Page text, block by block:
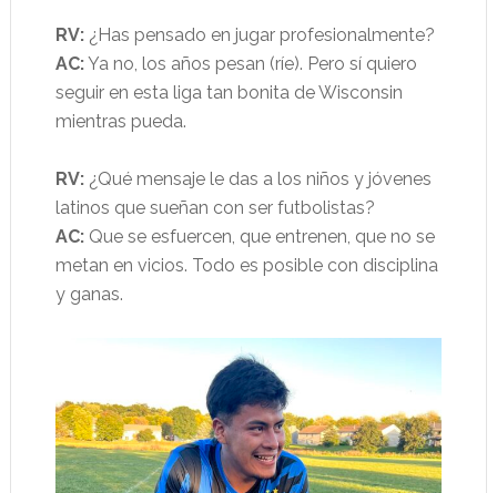
RV:¿Has pensado en jugar profesionalmente?
AC:Ya no, los años pesan (ríe). Pero sí quiero
seguir en esta liga tan bonita de Wisconsin
mientras pueda.
RV:¿Qué mensaje le das a los niños y jóvenes
latinos que sueñan con ser futbolistas?
AC:Que se esfuercen, que entrenen, que no se
metan en vicios. Todo es posible con disciplina
y ganas.